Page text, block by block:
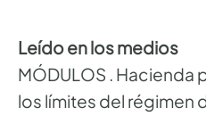
Leído en los medios
MÓDULOS . Hacienda
los límites del régimen